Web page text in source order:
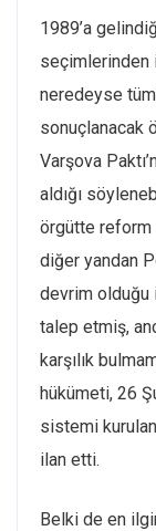
1989’a
seçimlerinden
neredeyse
sonuçlanacak
Varşova
aldığı
örgütte
diğer yandan
devrim olduğu
talep etmiş,
karşılık
hükümeti, 26
sistemi
ilan etti.
Belki de en